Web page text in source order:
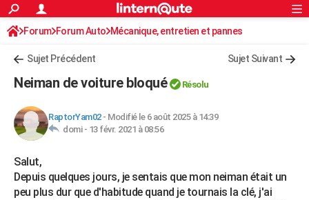
ACTUALITÉS
Politique
Société
Faits Divers
Education
Monde
Villes
+
Retraite
Impôts
Epargne
Immobilier
Risques naturels par ville
Banque
Assurance
Crédit
AUTO
HIGH-TECH
Mobiles
Meilleur smartphone
Internet
Ordinateurs
Jeux vidéo
Guide high-tech
+BRICOLAGE
Rechercher
S'inscrire
Connexion
Forum Forum Auto Mécanique, entretien et pannes
Sujet Précédent Sujet Suivant
Neiman de voiture bloqué Résolu
RaptorYam02- Modifié le 6 août 2025 à 14:39
domi - 13 févr. 2021 à 08:56
Salut,
Depuis quelques jours, je sentais que mon neiman était un
peu plus dur que d'habitude quand je tournais la clé, j'ai